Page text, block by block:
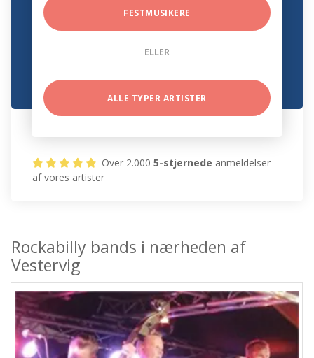
FESTMUSIKERE
ELLER
ALLE TYPER ARTISTER
Over 2.0005-stjernede anmeldelser
af vores artister
Rockabilly bands i nærheden af
Vestervig